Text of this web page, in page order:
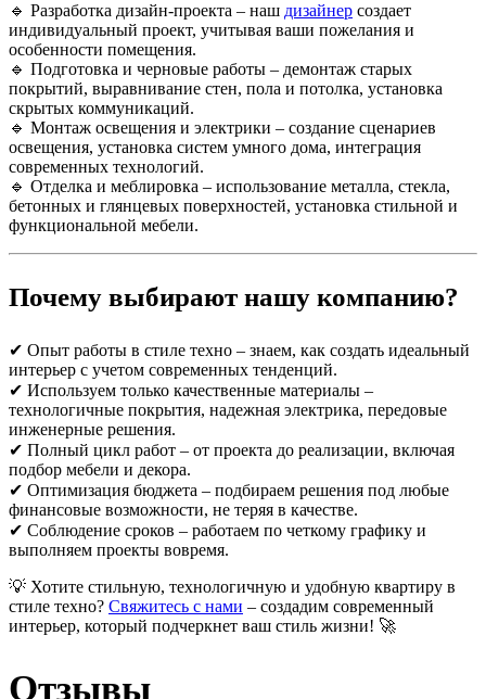
🔹 Разработка дизайн-проекта – наш дизайнер создает
индивидуальный проект, учитывая ваши пожелания и
особенности помещения.
🔹 Подготовка и черновые работы – демонтаж старых
покрытий, выравнивание стен, пола и потолка, установка
скрытых коммуникаций.
🔹 Монтаж освещения и электрики – создание сценариев
освещения, установка систем умного дома, интеграция
современных технологий.
🔹 Отделка и меблировка – использование металла, стекла,
бетонных и глянцевых поверхностей, установка стильной и
функциональной мебели.
Почему выбирают нашу компанию?
✔ Опыт работы в стиле техно – знаем, как создать идеальный
интерьер с учетом современных тенденций.
✔ Используем только качественные материалы –
технологичные покрытия, надежная электрика, передовые
инженерные решения.
✔ Полный цикл работ – от проекта до реализации, включая
подбор мебели и декора.
✔ Оптимизация бюджета – подбираем решения под любые
финансовые возможности, не теряя в качестве.
✔ Соблюдение сроков – работаем по четкому графику и
выполняем проекты вовремя.
💡 Хотите стильную, технологичную и удобную квартиру в
стиле техно? Свяжитесь с нами – создадим современный
интерьер, который подчеркнет ваш стиль жизни! 🚀
Отзывы